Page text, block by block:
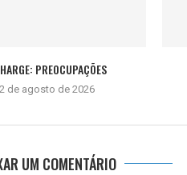
PREOCUPAÇÕES
2 de agosto de 2026
UM COMENTÁRIO